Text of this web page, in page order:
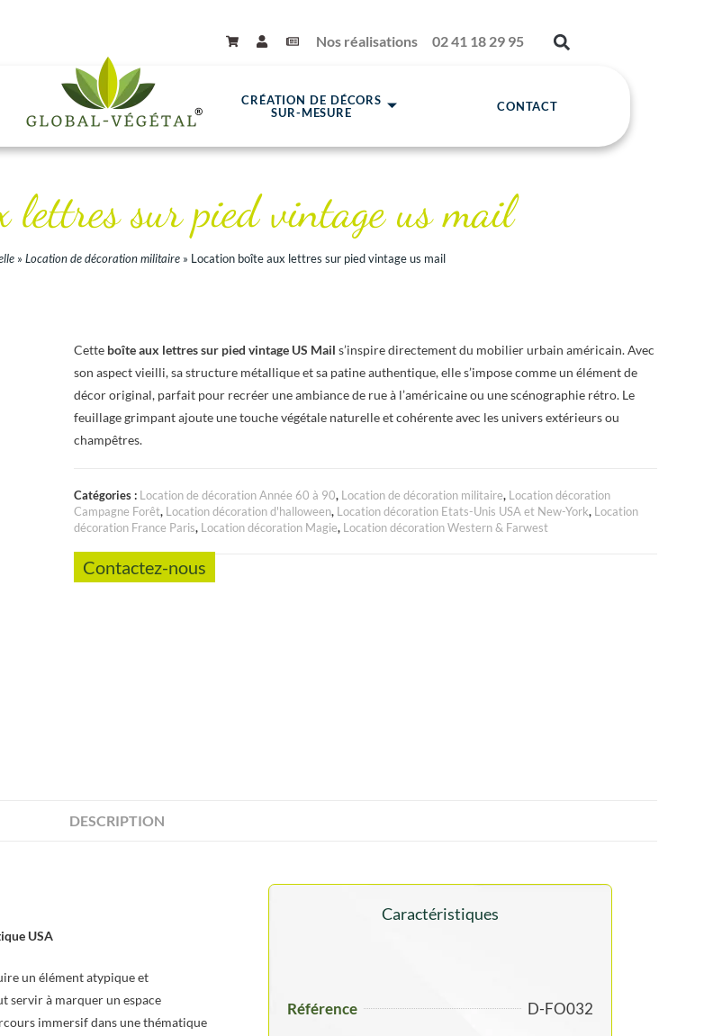
Nos réalisations 02 41 18 29 95
CRÉATION DE DÉCORS
SUR-MESURE
CONTACT
lettres sur pied vintage us mail
» Location de décoration militaire » Location boîte aux lettres sur pied vintage us mail
Cette boîte aux lettres sur pied vintage US Mail s’inspire directement du mobilier urbain américain. Avec
son aspect vieilli, sa structure métallique et sa patine authentique, elle s’impose comme un élément de
décor original, parfait pour recréer une ambiance de rue à l’américaine ou une scénographie rétro. Le
feuillage grimpant ajoute une touche végétale naturelle et cohérente avec les univers extérieurs ou
champêtres.
Catégories : Location de décoration Année 60 à 90, Location de décoration militaire, Location décoration
Campagne Forêt, Location décoration d'halloween, Location décoration Etats-Unis USA et New-York, Location
décoration France Paris, Location décoration Magie, Location décoration Western & Farwest
Contactez-nous
DESCRIPTION
USA
un élément atypique et
servir à marquer un espace
immersif dans une thématique
Caractéristiques
Référence D-FO032